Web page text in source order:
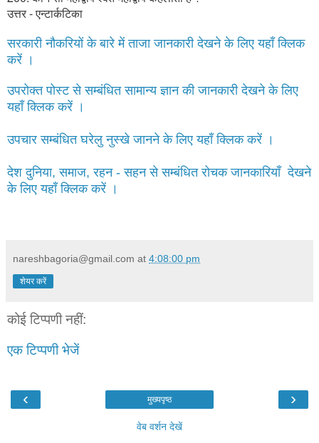
उत्तर - एन्टार्कटिका
सरकारी नौकरियों के बारे में ताजा जानकारी देखने के लिए यहाँ क्लिक
करें ।
उपरोक्त पोस्ट से सम्बंधित सामान्य ज्ञान की जानकारी देखने के लिए
यहाँ क्लिक करें ।
उपचार सम्बंधित घरेलु नुस्खे जानने के लिए यहाँ क्लिक करें ।
देश दुनिया, समाज, रहन - सहन से सम्बंधित रोचक जानकारियाँ देखने
के लिए यहाँ क्लिक करें ।
nareshbagoria@gmail.com at 4:08:00 pm
शेयर करें
कोई टिप्पणी नहीं:
एक टिप्पणी भेजें
‹ ›
मुख्यपृष्ठ
वेब वर्शन देखें